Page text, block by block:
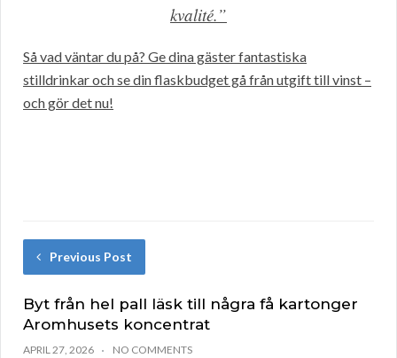
kvalité.”
Så vad väntar du på? Ge dina gäster fantastiska
stilldrinkar och se din flaskbudget gå från utgift till vinst –
och gör det nu!
Previous Post
Byt från hel pall läsk till några få kartonger
Aromhusets koncentrat
APRIL 27, 2026 NO COMMENTS